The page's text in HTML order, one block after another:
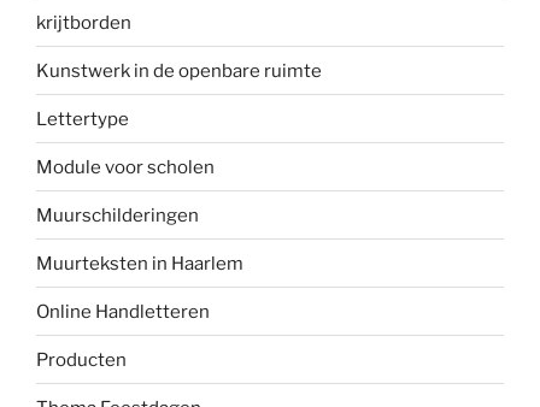
krijtborden
Kunstwerk in de openbare ruimte
Lettertype
Module voor scholen
Muurschilderingen
Muurteksten in Haarlem
Online Handletteren
Producten